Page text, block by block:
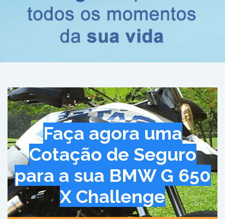
Faça agora uma
Cotação de Seguro
para a sua BMW G 650
X Challenge